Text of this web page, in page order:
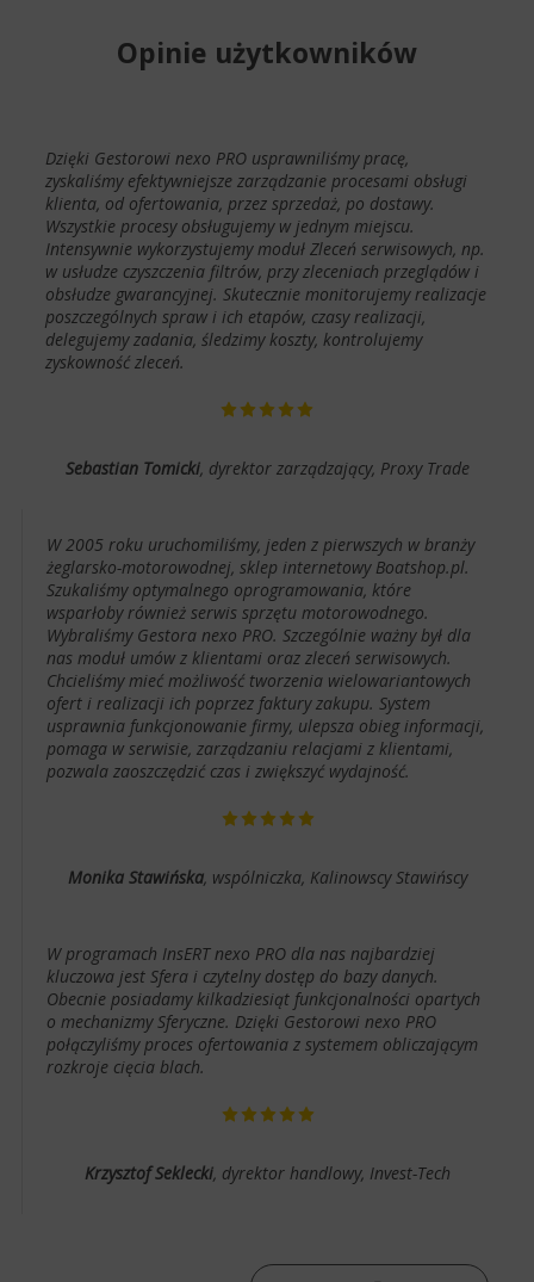
Opinie użytkowników
Dzięki Gestorowi nexo PRO usprawniliśmy pracę,
zyskaliśmy efektywniejsze zarządzanie procesami obsługi
klienta, od ofertowania, przez sprzedaż, po dostawy.
Wszystkie procesy obsługujemy w jednym miejscu.
Intensywnie wykorzystujemy moduł Zleceń serwisowych, np.
w usłudze czyszczenia filtrów, przy zleceniach przeglądów i
obsłudze gwarancyjnej. Skutecznie monitorujemy realizacje
poszczególnych spraw i ich etapów, czasy realizacji,
delegujemy zadania, śledzimy koszty, kontrolujemy
zyskowność zleceń.
Sebastian Tomicki, dyrektor zarządzający, Proxy Trade
W 2005 roku uruchomiliśmy, jeden z pierwszych w branży
żeglarsko-motorowodnej, sklep internetowy Boatshop.pl.
Szukaliśmy optymalnego oprogramowania, które
wsparłoby również serwis sprzętu motorowodnego.
Wybraliśmy Gestora nexo PRO. Szczególnie ważny był dla
nas moduł umów z klientami oraz zleceń serwisowych.
Chcieliśmy mieć możliwość tworzenia wielowariantowych
ofert i realizacji ich poprzez faktury zakupu. System
usprawnia funkcjonowanie firmy, ulepsza obieg informacji,
pomaga w serwisie, zarządzaniu relacjami z klientami,
pozwala zaoszczędzić czas i zwiększyć wydajność.
Monika Stawińska, wspólniczka, Kalinowscy Stawińscy
W programach InsERT nexo PRO dla nas najbardziej
kluczowa jest Sfera i czytelny dostęp do bazy danych.
Obecnie posiadamy kilkadziesiąt funkcjonalności opartych
o mechanizmy Sferyczne. Dzięki Gestorowi nexo PRO
połączyliśmy proces ofertowania z systemem obliczającym
rozkroje cięcia blach.
Krzysztof Seklecki, dyrektor handlowy, Invest-Tech